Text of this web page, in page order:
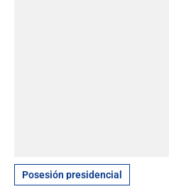
Posesión presidencial